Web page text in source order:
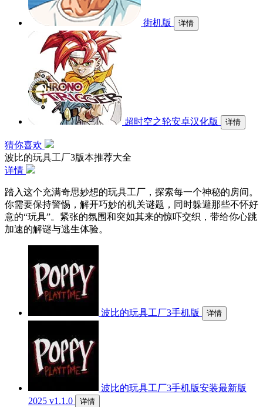
街机版 详情
超时空之轮安卓汉化版 详情
猜你喜欢
波比的玩具工厂3版本推荐大全
详情
踏入这个充满奇思妙想的玩具工厂，探索每一个神秘的房间。
你需要保持警惕，解开巧妙的机关谜题，同时躲避那些不怀好
意的“玩具”。紧张的氛围和突如其来的惊吓交织，带给你心跳
加速的解谜与逃生体验。
波比的玩具工厂3手机版 详情
波比的玩具工厂3手机版安装最新版
2025 v1.1.0
详情